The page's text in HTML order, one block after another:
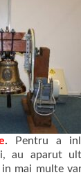
. Pentru a
au aparut
mai multe